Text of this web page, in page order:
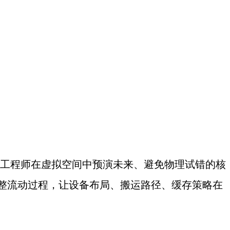
程师在虚拟空间中预演未来、避免物理试错的核
流动过程，让设备布局、搬运路径、缓存策略在